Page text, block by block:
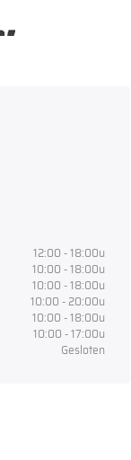
12:00 - 18:00u
10:00 - 18:00u
10:00 - 18:00u
10:00 - 20:00u
10:00 - 18:00u
10:00 - 17:00u
Gesloten